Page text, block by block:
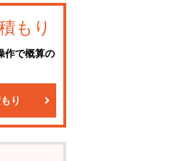
もり
作で概算の
り